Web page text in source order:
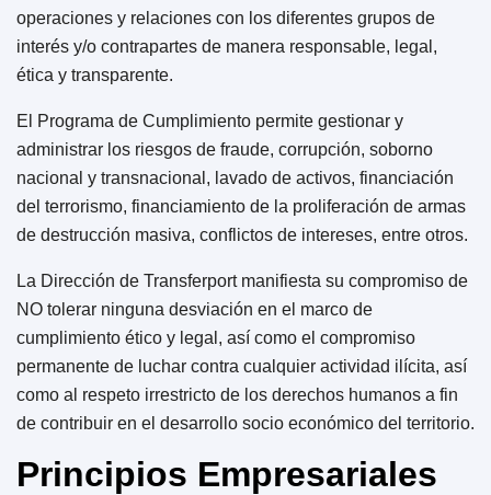
operaciones y relaciones con los diferentes grupos de
interés y/o contrapartes de manera responsable, legal,
ética y transparente.
El Programa de Cumplimiento permite gestionar y
administrar los riesgos de fraude, corrupción, soborno
nacional y transnacional, lavado de activos, financiación
del terrorismo, financiamiento de la proliferación de armas
de destrucción masiva, conflictos de intereses, entre otros.
La Dirección de Transferport manifiesta su compromiso de
NO tolerar ninguna desviación en el marco de
cumplimiento ético y legal, así como el compromiso
permanente de luchar contra cualquier actividad ilícita, así
como al respeto irrestricto de los derechos humanos a fin
de contribuir en el desarrollo socio económico del territorio.
Principios Empresariales